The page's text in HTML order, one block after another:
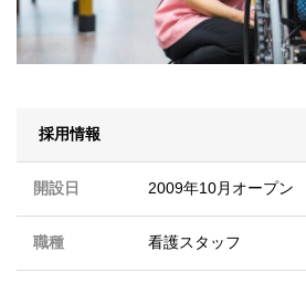
採用情報
開設日 2009年10月オープン
職種 看護スタッフ